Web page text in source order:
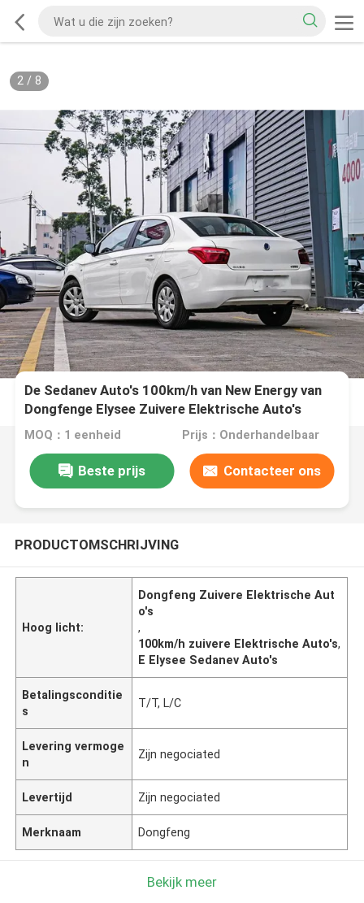
2/ 8
De Sedanev Auto's 100km/h van New Energy van
Dongfenge Elysee Zuivere Elektrische Auto's
MOQ：1 eenheid Prijs：Onderhandelbaar
Beste prijs Contacteer ons
PRODUCTOMSCHRIJVING
Hoog licht:
Dongfeng Zuivere Elektrische Aut
o's
,
100km/h zuivere Elektrische Auto's,
E Elysee Sedanev Auto's
Betalingsconditie
s
T/T, L/C
Levering vermoge
n
Zijn negociated
Levertijd Zijn negociated
Merknaam Dongfeng
Bekijk meer